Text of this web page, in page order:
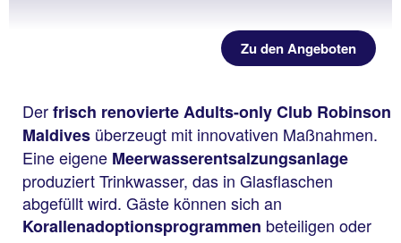
Zu den Angeboten
Derfrisch renovierte Adults-only Club Robinson
Maldives überzeugt mit innovativen Maßnahmen.
Eine eigene Meerwasserentsalzungsanlage
produziert Trinkwasser, das in Glasflaschen
abgefüllt wird. Gäste können sich an
Korallenadoptionsprogrammen beteiligen oder